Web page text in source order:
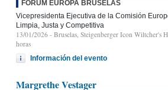
FÓRUM EUROPA BRUSELAS
Vicepresidenta Ejecutiva de la Comisión
Limpia, Justa y Competitiva
13/01/2026 - Bruselas, Steigenberger Icon Wiltcher's
horas
Información del evento
Margrethe Vestager